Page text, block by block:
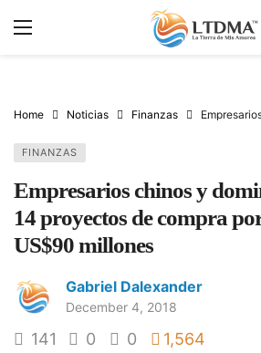
Home Noticias Finanzas
FINANZAS
Empresarios chinos y
14 proyectos de compra
US$90 millones
Gabriel Dalexander
December 4, 2018
141 0 0 1,564